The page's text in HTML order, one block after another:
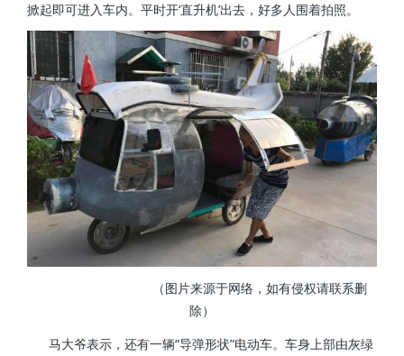
掀起即可进入车内。平时开‘直升机’出去，好多人围着拍照。
（图片来源于网络，如有侵权请联系删
除）
马大爷表示，还有一辆“导弹形状”电动车。车身上部由灰绿